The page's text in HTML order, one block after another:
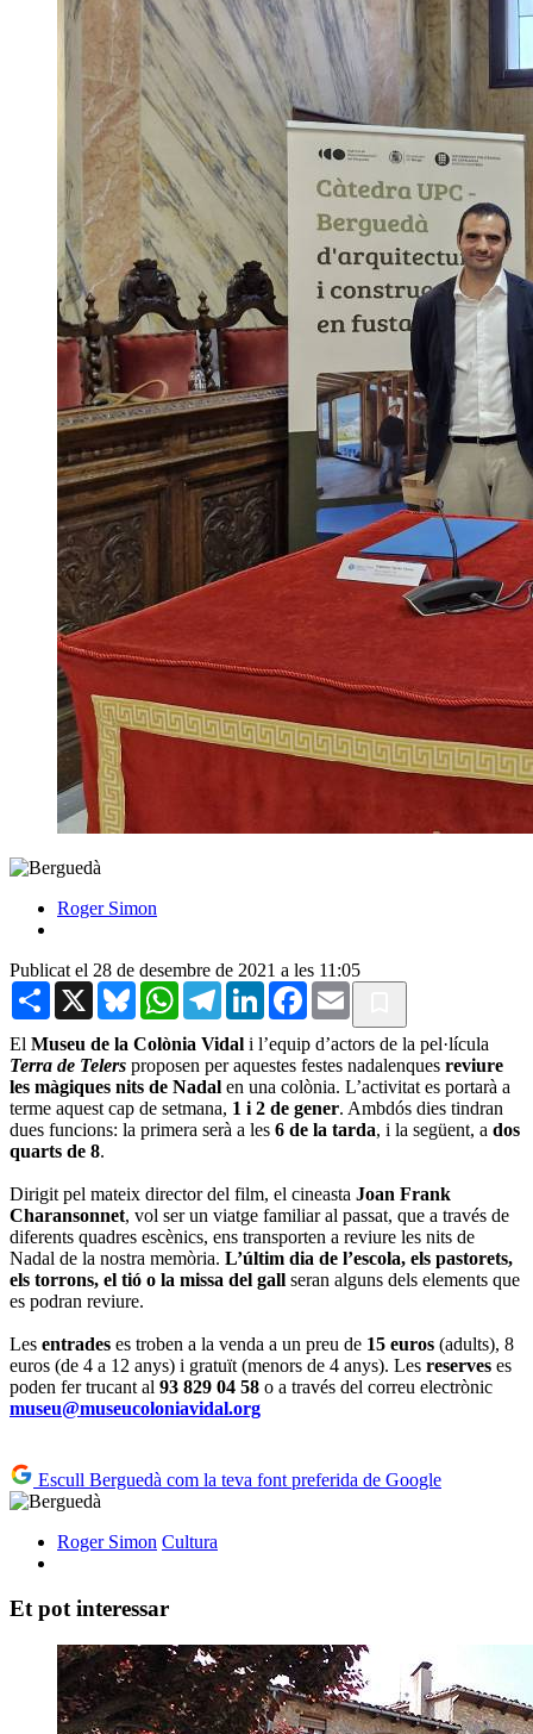
Roger Simon
Publicat el 28 de desembre de 2021 a les 11:05
Share X BlueskyWhatsAppTelegramLinkedInFacebook
Email
El Museu de la Colònia Vidal i l’equip d’actors de la pel·lícula
Terra de Telers proposen per aquestes festes nadalenques reviure
les màgiques nits de Nadal en una colònia. L’activitat es portarà a
terme aquest cap de setmana, 1 i 2 de gener. Ambdós dies tindran
dues funcions: la primera serà a les 6 de la tarda, i la següent, a dos
quarts de 8.
Dirigit pel mateix director del film, el cineasta Joan Frank
Charansonnet, vol ser un viatge familiar al passat, que a través de
diferents quadres escènics, ens transporten a reviure les nits de
Nadal de la nostra memòria. L’últim dia de l’escola, els pastorets,
els torrons, el tió o la missa del gall seran alguns dels elements que
es podran reviure.
Les entrades es troben a la venda a un preu de 15 euros (adults), 8
euros (de 4 a 12 anys) i gratuït (menors de 4 anys). Les reserves es
poden fer trucant al 93 829 04 58 o a través del correu electrònic
museu@museucoloniavidal.org
Escull Berguedà com la teva font preferida de Google
Roger Simon Cultura
Et pot interessar